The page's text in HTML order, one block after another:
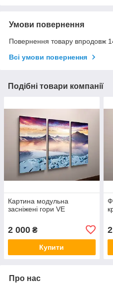
Умови повернення
Повернення товару впродовж
Всі умови повернення
Подібні товари компанії
Картина модульна
засніжені гори VE
2 000 ₴
Купити
Про нас